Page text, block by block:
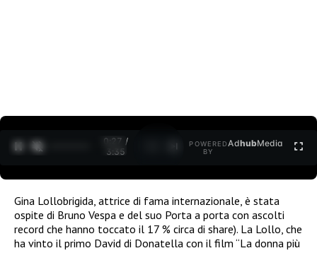
0:28 /
3:35
POWERED
BY
AdhubMedia
Gina Lollobrigida, attrice di fama internazionale, è stata
ospite di Bruno Vespa e del suo Porta a porta con ascolti
record che hanno toccato il 17 % circa di share). La Lollo, che
ha vinto il primo David di Donatella con il film “La donna più